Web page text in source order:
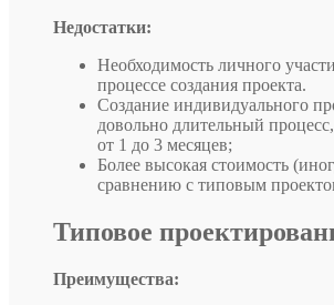
Недостатки:
Необходимость личного
процессе создания проекта.
Создание индивидуального
довольно длительный
от 1 до 3 месяцев;
Более высокая стоимость
сравнению с типовым
Типовое
Преимущества: